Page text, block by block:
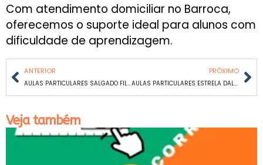
Com atendimento domiciliar no Barroca,
oferecemos o suporte ideal para alunos com
dificuldade de aprendizagem.
ANTERIOR
AULAS PARTICULARES SALGADO FILHO EM BH
PRÓXIMO
AULAS PARTICULARES ESTRELA DALVA EM BH
Veja também